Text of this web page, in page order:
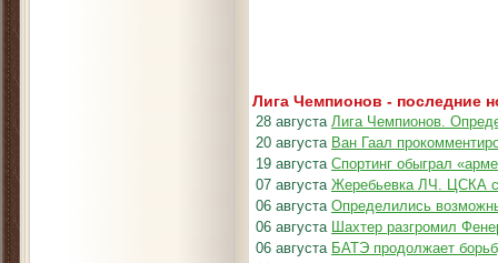
Лига Чемпионов - последние
28 августа Лига Чемпионов.
20 августа Ван Гаал
19 августа Спортинг обыграл
07 августа Жеребьевка ЛЧ. ЦСКА
06 августа Определились
06 августа Шахтер разгромил
06 августа БАТЭ продолжает